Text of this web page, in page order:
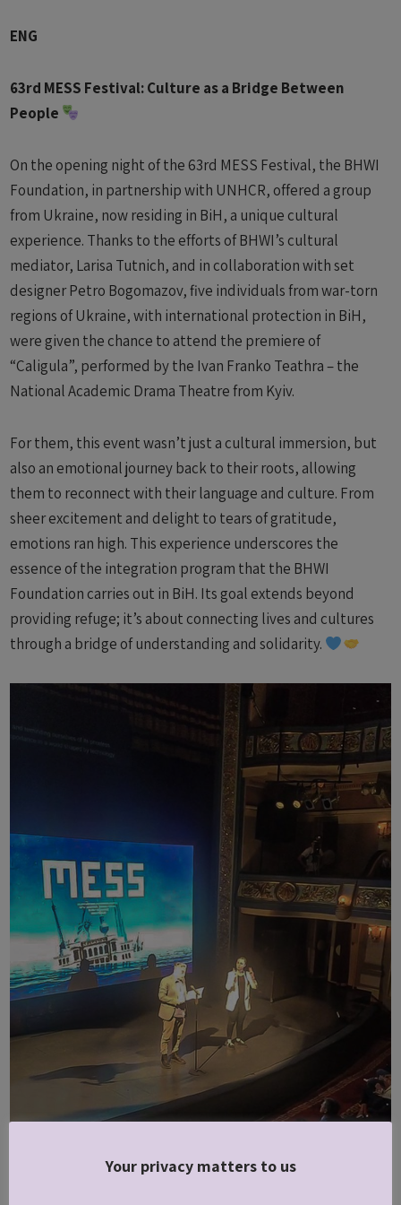
ENG
63rd MESS Festival: Culture as a Bridge Between
People
On the opening night of the 63rd MESS Festival, the BHWI
Foundation, in partnership with UNHCR, offered a group
from Ukraine, now residing in BiH, a unique cultural
experience. Thanks to the efforts of BHWI’s cultural
mediator, Larisa Tutnich, and in collaboration with set
designer Petro Bogomazov, five individuals from war-torn
regions of Ukraine, with international protection in BiH,
were given the chance to attend the premiere of
“Caligula”, performed by the Ivan Franko Teathra – the
National Academic Drama Theatre from Kyiv.
For them, this event wasn’t just a cultural immersion, but
also an emotional journey back to their roots, allowing
them to reconnect with their language and culture. From
sheer excitement and delight to tears of gratitude,
emotions ran high. This experience underscores the
essence of the integration program that the BHWI
Foundation carries out in BiH. Its goal extends beyond
providing refuge; it’s about connecting lives and cultures
through a bridge of understanding and solidarity.